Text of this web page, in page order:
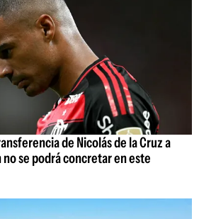
de Nicolás de la Cruz a
se podrá concretar en este